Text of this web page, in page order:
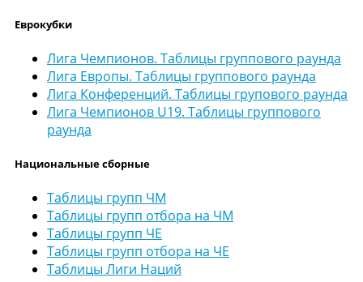
Еврокубки
Лига Чемпионов. Таблицы группового раунда
Лига Европы. Таблицы группового раунда
Лига Конференций. Таблицы групового раунда
Лига Чемпионов U19. Таблицы группового
раунда
Национальные сборные
Таблицы групп ЧМ
Таблицы групп отбора на ЧМ
Таблицы групп ЧЕ
Таблицы групп отбора на ЧЕ
Таблицы Лиги Наций